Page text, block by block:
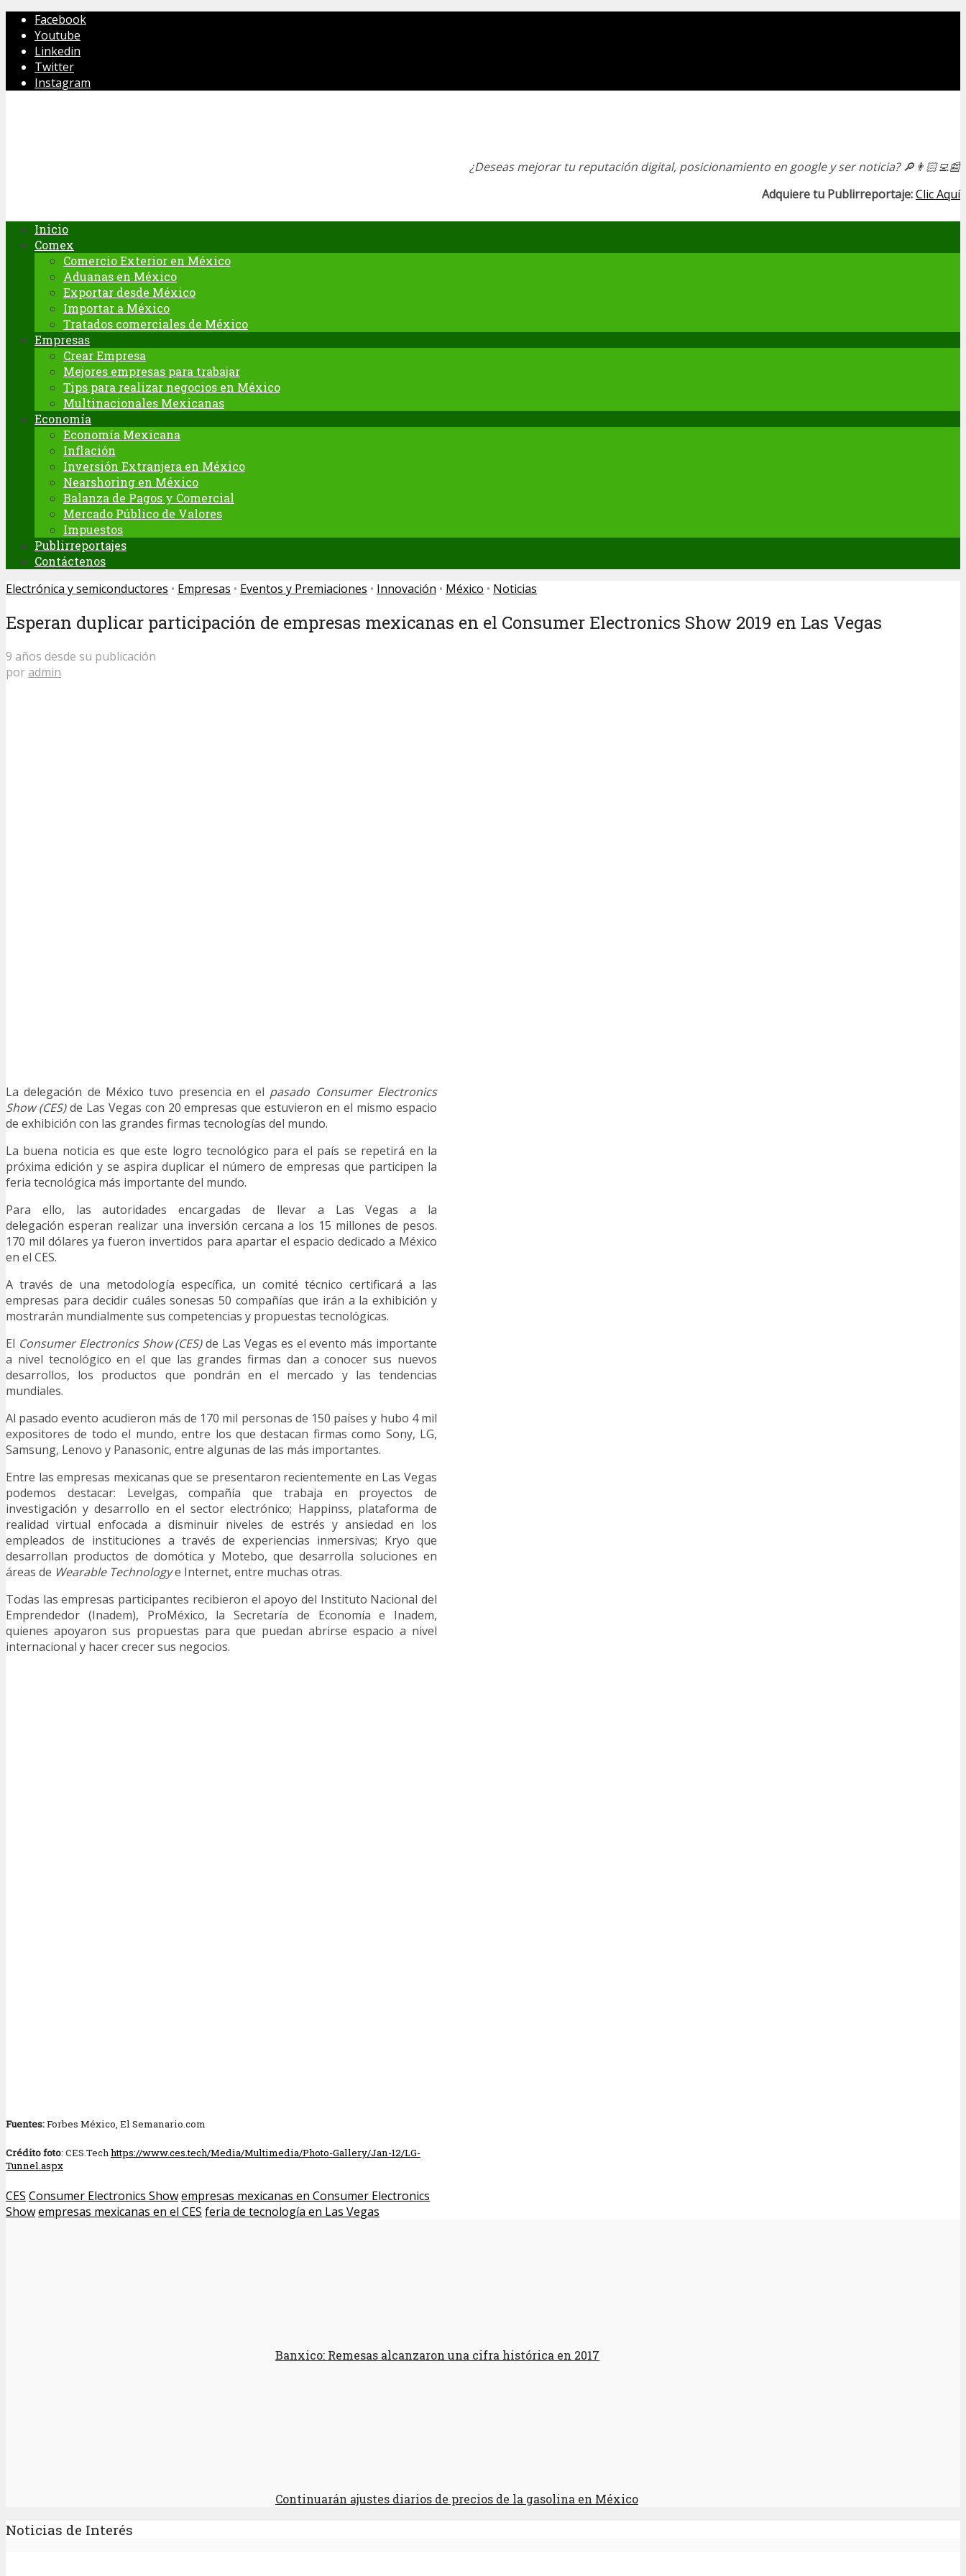
Facebook
Youtube
Linkedin
Twitter
Instagram
¿Deseas mejorar tu reputación digital, posicionamiento en google y ser noticia?🔎👨🏻‍💻📰
Adquiere tu Publirreportaje:Clic Aquí
Inicio
Comex
Comercio Exterior en México
Aduanas en México
Exportar desde México
Importar a México
Tratados comerciales de México
Empresas
Crear Empresa
Mejores empresas para trabajar
Tips para realizar negocios en México
Multinacionales Mexicanas
Economía
Economía Mexicana
Inflación
Inversión Extranjera en México
Nearshoring en México
Balanza de Pagos y Comercial
Mercado Público de Valores
Impuestos
Publirreportajes
Contáctenos
Electrónica y semiconductores • Empresas • Eventos y Premiaciones • Innovación • México • Noticias
Esperan duplicar participación de empresas mexicanas en el Consumer Electronics Show 2019 en Las Vegas
9 años desde su publicación
poradmin
La delegación de México tuvo presencia en el pasado Consumer Electronics
Show (CES)de Las Vegas con 20 empresas que estuvieron en el mismo espacio
de exhibición con las grandes firmas tecnologías del mundo.
La buena noticia es que este logro tecnológico para el país se repetirá en la
próxima edición y se aspira duplicar el número de empresas que participen la
feria tecnológica más importante del mundo.
Para ello, las autoridades encargadas de llevar a Las Vegas a la
delegación esperan realizar una inversión cercana a los 15 millones de pesos.
170 mil dólares ya fueron invertidos para apartar el espacio dedicado a México
en el CES.
A través de una metodología específica, un comité técnico certificará a las
empresas para decidir cuáles sonesas 50 compañías que irán a la exhibición y
mostrarán mundialmente sus competencias y propuestas tecnológicas.
El Consumer Electronics Show (CES)de Las Vegas es el evento más importante
a nivel tecnológico en el que las grandes firmas dan a conocer sus nuevos
desarrollos, los productos que pondrán en el mercado y las tendencias
mundiales.
Al pasado evento acudieron más de 170 mil personas de 150 países y hubo 4 mil
expositores de todo el mundo, entre los que destacan firmas como Sony, LG,
Samsung, Lenovo y Panasonic, entre algunas de las más importantes.
Entre las empresas mexicanas que se presentaron recientemente en Las Vegas
podemos destacar: Levelgas, compañía que trabaja en proyectos de
investigación y desarrollo en el sector electrónico; Happinss, plataforma de
realidad virtual enfocada a disminuir niveles de estrés y ansiedad en los
empleados de instituciones a través de experiencias inmersivas; Kryo que
desarrollan productos de domótica y Motebo, que desarrolla soluciones en
áreas de Wearable Technologye Internet, entre muchas otras.
Todas las empresas participantes recibieron el apoyo del Instituto Nacional del
Emprendedor (Inadem), ProMéxico, la Secretaría de Economía e Inadem,
quienes apoyaron sus propuestas para que puedan abrirse espacio a nivel
internacional y hacer crecer sus negocios.
Fuentes:Forbes México, El Semanario.com
Crédito foto: CES.Techhttps://www.ces.tech/Media/Multimedia/Photo-Gallery/Jan-12/LG-
Tunnel.aspx
CES Consumer Electronics Showempresas mexicanas en Consumer Electronics
Showempresas mexicanas en el CES feria de tecnología en Las Vegas
Banxico: Remesas alcanzaron una cifra histórica en 2017
Continuarán ajustes diarios de precios de la gasolina en México
Noticias de Interés